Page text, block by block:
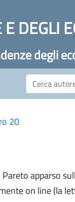
DEGLI
degli
20
apparso
on line (la